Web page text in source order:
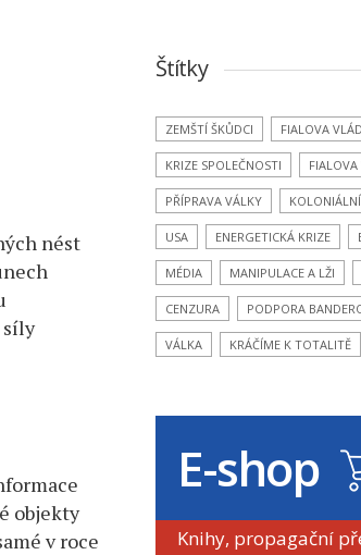
nést
síly
objekty
v roce
Štítky
ZEMŠTÍ ŠKŮDCI FIALOVA
KRIZE SPOLEČNOSTI
PŘÍPRAVA VÁLKY
USA ENERGETICKÁ KRIZE
MÉDIA MANIPULACE A LŽI
CENZURA PODPORA
VÁLKA KRÁČÍME K TOTALITĚ
E-shop
Knihy, propagační